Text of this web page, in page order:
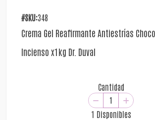
#SKU:348
Crema Gel Reafirmante Antiestrías
Incienso x1kg Dr. Duval
Cantidad
1 Disponibles